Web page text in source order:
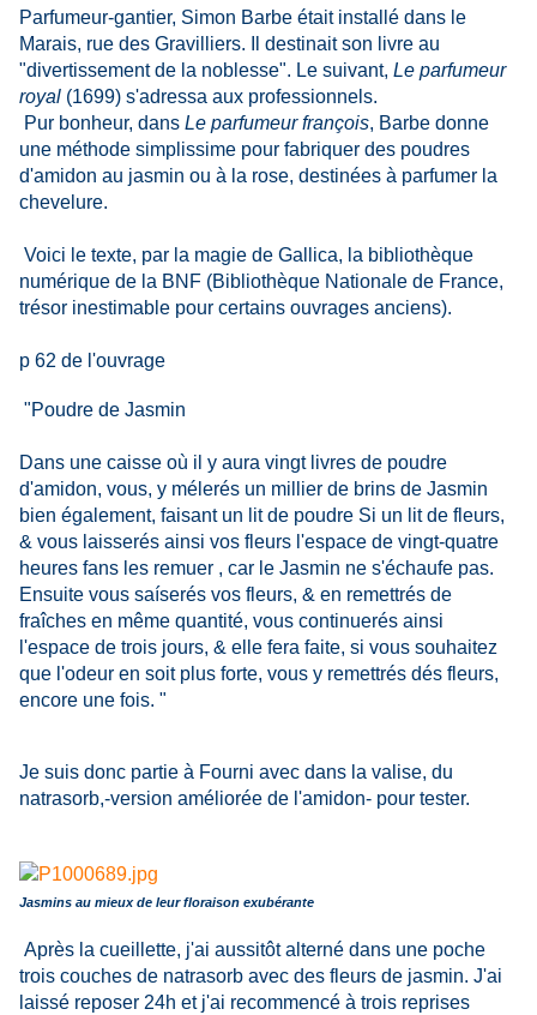
Parfumeur-gantier, Simon Barbe était installé dans le
Marais, rue des Gravilliers. Il destinait son livre au
"divertissement de la noblesse". Le suivant, Le parfumeur
royal (1699) s'adressa aux professionnels.
Pur bonheur, dans Le parfumeur françois, Barbe donne
une méthode simplissime pour fabriquer des poudres
d'amidon au jasmin ou à la rose, destinées à parfumer la
chevelure.
Voici le texte, par la magie de Gallica, la bibliothèque
numérique de la BNF (Bibliothèque Nationale de France,
trésor inestimable pour certains ouvrages anciens).
p 62 de l'ouvrage
"Poudre de Jasmin
Dans une caisse où il y aura vingt livres de poudre
d'amidon, vous, y mélerés un millier de brins de Jasmin
bien également, faisant un lit de poudre Si un lit de fleurs,
& vous laisserés ainsi vos fleurs l'espace de vingt-quatre
heures fans les remuer , car le Jasmin ne s'échaufe pas.
Ensuite vous saíserés vos fleurs, & en remettrés de
fraîches en même quantité, vous continuerés ainsi
l'espace de trois jours, & elle fera faite, si vous souhaitez
que l'odeur en soit plus forte, vous y remettrés dés fleurs,
encore une fois. "
Je suis donc partie à Fourni avec dans la valise, du
natrasorb,-version améliorée de l'amidon- pour tester.
Jasmins au mieux de leur floraison exubérante
Après la cueillette, j'ai aussitôt alterné dans une poche
trois couches de natrasorb avec des fleurs de jasmin. J'ai
laissé reposer 24h et j'ai recommencé à trois reprises